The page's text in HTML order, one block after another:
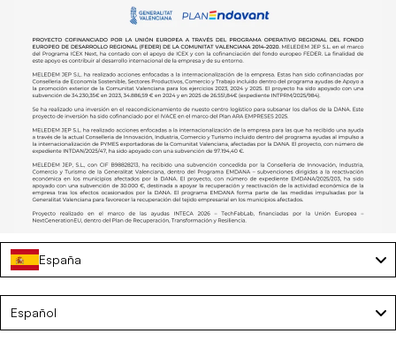
Tumbona de playa reclinable con parasol – TIVOLI
€59,50 €119,00
España
Español